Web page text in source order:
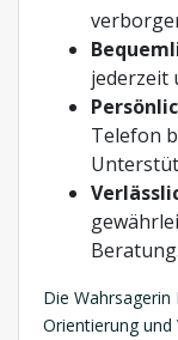
jederzeit
Telefon
Beratung.
Die
Orientierung